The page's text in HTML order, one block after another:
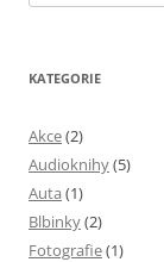
KATEGORIE
Akce(2)
Audioknihy(5)
Auta (1)
Blbinky(2)
Fotografie(1)